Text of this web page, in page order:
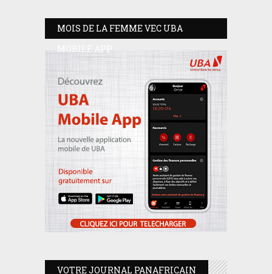
MOIS DE LA FEMME VEC UBA
MOBILE APP
VOTRE JOURNAL PANAFRICAIN